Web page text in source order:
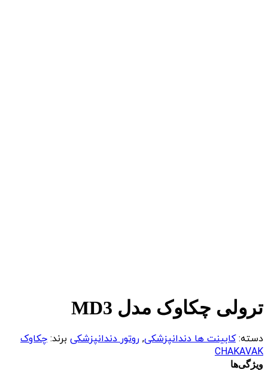
ترولی چکاوک مدل MD3
دسته:کابینت ها دندانپزشکی, روتور دندانپزشکی برند: چکاوک
CHAKAVAK
ویژگی‌ها